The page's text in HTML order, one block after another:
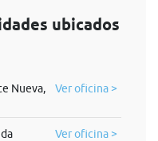
ubicados
Nueva,
Ver oficina >
Ver oficina >